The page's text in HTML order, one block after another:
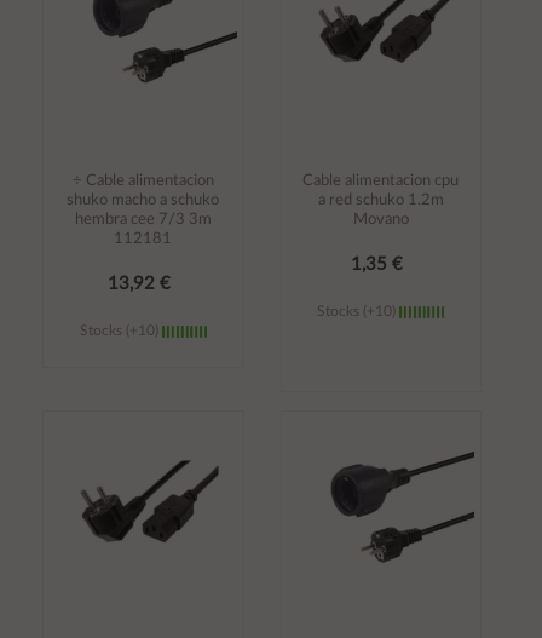
÷ Cable alimentacion
shuko macho a schuko
hembra cee 7/3 3m
112181
13,92 €
Stocks (+10)
Cable alimentacion cpu
a red schuko 1.2m
Movano
1,35 €
Stocks (+10)